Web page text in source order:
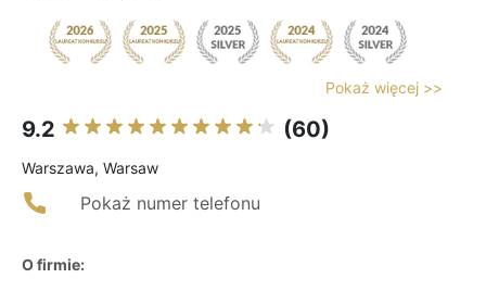
Pokaż więcej >>
9.2 (60)
Warszawa, Warsaw
Pokaż numer telefonu
O firmie: